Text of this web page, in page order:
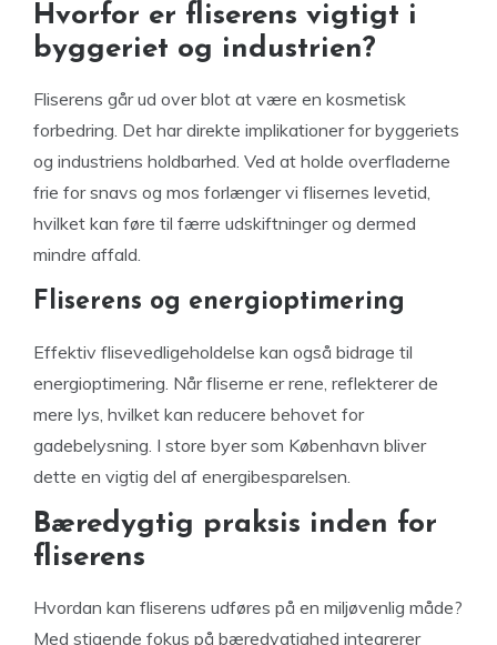
Hvorfor er fliserens vigtigt i
byggeriet og industrien?
Fliserens går ud over blot at være en kosmetisk
forbedring. Det har direkte implikationer for byggeriets
og industriens holdbarhed. Ved at holde overfladerne
frie for snavs og mos forlænger vi flisernes levetid,
hvilket kan føre til færre udskiftninger og dermed
mindre affald.
Fliserens og energioptimering
Effektiv flisevedligeholdelse kan også bidrage til
energioptimering. Når fliserne er rene, reflekterer de
mere lys, hvilket kan reducere behovet for
gadebelysning. I store byer som København bliver
dette en vigtig del af energibesparelsen.
Bæredygtig praksis inden for
fliserens
Hvordan kan fliserens udføres på en miljøvenlig måde?
Med stigende fokus på bæredygtighed integrerer